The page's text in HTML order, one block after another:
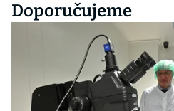
Doporučujeme